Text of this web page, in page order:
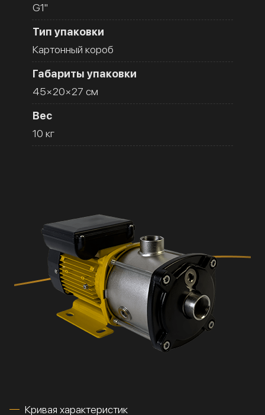
G1''
Тип упаковки
Картонный короб
Габариты упаковки
45×20×27 см
Вес
10 кг
Кривая характеристик